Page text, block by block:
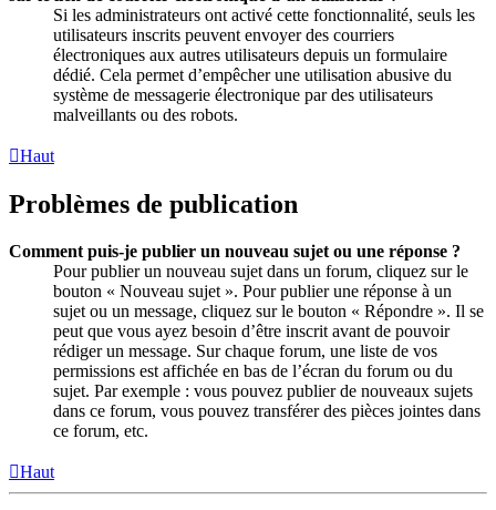
Si les administrateurs ont activé cette fonctionnalité, seuls les
utilisateurs inscrits peuvent envoyer des courriers
électroniques aux autres utilisateurs depuis un formulaire
dédié. Cela permet d’empêcher une utilisation abusive du
système de messagerie électronique par des utilisateurs
malveillants ou des robots.
Haut
Problèmes de publication
Comment puis-je publier un nouveau sujet ou une réponse ?
Pour publier un nouveau sujet dans un forum, cliquez sur le
bouton « Nouveau sujet ». Pour publier une réponse à un
sujet ou un message, cliquez sur le bouton « Répondre ». Il se
peut que vous ayez besoin d’être inscrit avant de pouvoir
rédiger un message. Sur chaque forum, une liste de vos
permissions est affichée en bas de l’écran du forum ou du
sujet. Par exemple : vous pouvez publier de nouveaux sujets
dans ce forum, vous pouvez transférer des pièces jointes dans
ce forum, etc.
Haut